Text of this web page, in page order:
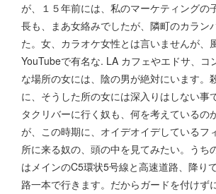
が、１５年前には、私のマーケティングの
長も、まあ女絡みでしたが、隣町のカラン
た。女、カラオケ女性とは言いませんが、
YouTubeで有名な. LA カフェやエドサ、コ
な場所の女には、陰の男が絶対にいます。
に、そうした所の女には深入りはしない事
タクリバーに行く奴も、何を考えているの
が、この時期に、オイデオイデしているフ
所に来る奴の、頭の中を見てみたい。うち
はメインのC5環状5号線と高速道路、降り
路一本で行きます。だからガードを付けず